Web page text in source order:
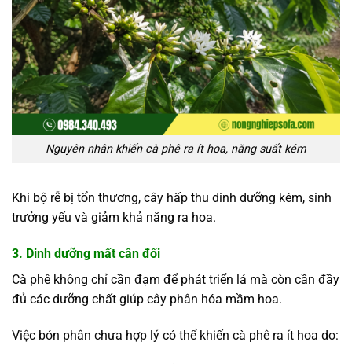
Nguyên nhân khiến cà phê ra ít hoa, năng suất kém
Khi bộ rễ bị tổn thương, cây hấp thu dinh dưỡng kém, sinh
trưởng yếu và giảm khả năng ra hoa.
3. Dinh dưỡng mất cân đối
Cà phê không chỉ cần đạm để phát triển lá mà còn cần đầy
đủ các dưỡng chất giúp cây phân hóa mầm hoa.
Việc bón phân chưa hợp lý có thể khiến cà phê ra ít hoa do: